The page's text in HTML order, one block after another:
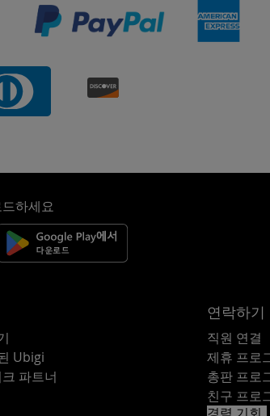
하세요
Ubigi
파트너
연락하기
직원 연결
제휴 프로
총판 프로
친구 프로